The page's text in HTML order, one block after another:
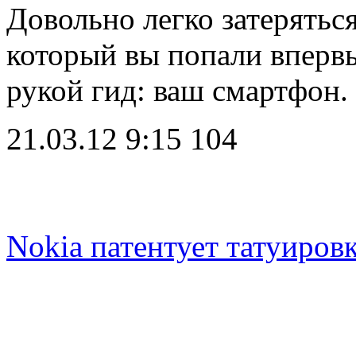
Довольно легко
который вы попали
рукой гид: ваш
21.03.12 9:15 104
Nokia патентует